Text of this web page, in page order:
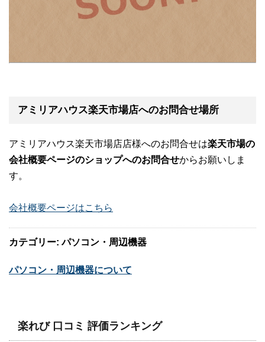
アミリアハウス楽天市場店へのお問合せ場所
アミリアハウス楽天市場店店様へのお問合せは楽天市場の
会社概要ページのショップへのお問合せからお願いしま
す。
会社概要ページはこちら
カテゴリー: パソコン・周辺機器
パソコン・周辺機器について
楽れび 口コミ 評価ランキング